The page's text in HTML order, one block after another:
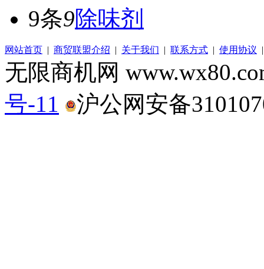
9条9除味剂
网站首页 | 商贸联盟介绍 | 关于我们 | 联系方式 | 使用协议
无限商机网
号-11
沪公网安备